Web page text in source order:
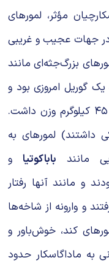
مؤثر، لمورهای
در جهات عجیب و غریبی
بزرگ‌جثه‌ای مانند
یک گوریل امروزی بود و
کوچکتر که "فقط" حدود ۴۵ کیلوگرم وزن داشت.
داشتند) لمورهای به
مانند باباکوتیا و
و مانند آنها رفتار
و وارونه از شاخه‌ها
کند، خوش‌باور و
به ماداگاسکار حدود